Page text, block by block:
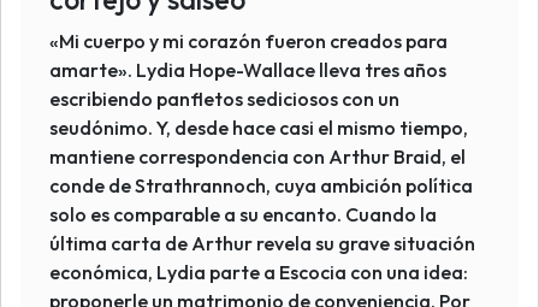
«Mi cuerpo y mi corazón fueron creados para
amarte». Lydia Hope-Wallace lleva tres años
escribiendo panfletos sediciosos con un
seudónimo. Y, desde hace casi el mismo tiempo,
mantiene correspondencia con Arthur Braid, el
conde de Strathrannoch, cuya ambición política
solo es comparable a su encanto. Cuando la
última carta de Arthur revela su grave situación
económica, Lydia parte a Escocia con una idea:
proponerle un matrimonio de conveniencia. Por